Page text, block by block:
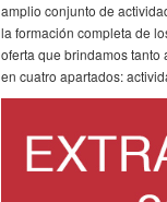
amplio conjunto de
la formación completa de
oferta que brindamos
en cuatro apartados: